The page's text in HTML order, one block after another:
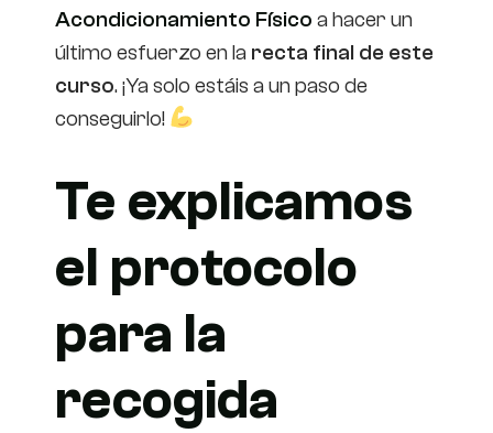
Acondicionamiento Físico a hacer un
último esfuerzo en la recta final de este
curso. ¡Ya solo estáis a un paso de
conseguirlo!
Te explicamos
el protocolo
para la
recogida